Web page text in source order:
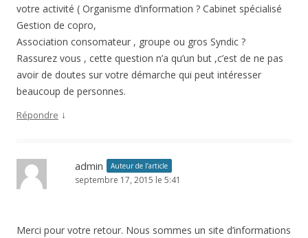
votre activité ( Organisme d’information ? Cabinet spécialisé
Gestion de copro,
Association consomateur , groupe ou gros Syndic ?
Rassurez vous , cette question n’a qu’un but ,c’est de ne pas
avoir de doutes sur votre démarche qui peut intéresser
beaucoup de personnes.
Répondre ↓
admin Auteur de l’article
septembre 17, 2015 le 5:41
Merci pour votre retour. Nous sommes un site d’informations